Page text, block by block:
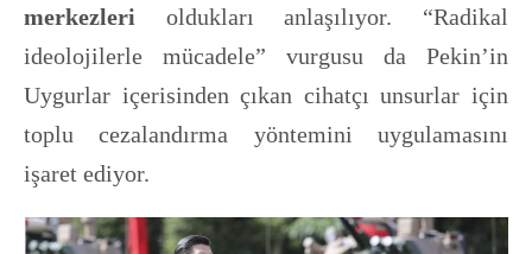
merkezleri oldukları anlaşılıyor. “Radikal
ideolojilerle mücadele” vurgusu da Pekin’in
Uygurlar içerisinden çıkan cihatçı unsurlar için
toplu cezalandırma yöntemini uygulamasını
işaret ediyor.